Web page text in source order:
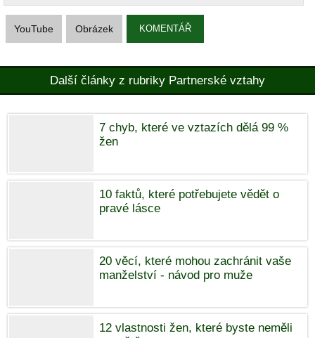
YouTube Obrázek KOMENTÁŘ
Další články z rubriky Partnerské vztahy
7 chyb, které ve vztazích dělá 99 %
žen
10 faktů, které potřebujete vědět o
pravé lásce
20 věcí, které mohou zachránit vaše
manželství - návod pro muže
12 vlastnosti žen, které byste neměli